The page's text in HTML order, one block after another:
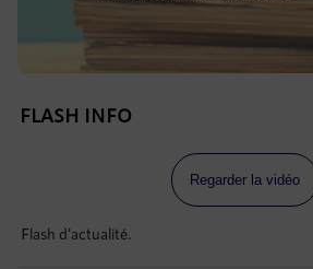
FLASH INFO
Regarder la vidéo
Flash d'actualité.